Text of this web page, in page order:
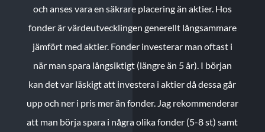
och anses vara en säkrare placering än aktier. Hos
fonder är värdeutvecklingen generellt långsammare
jämfört med aktier. Fonder investerar man oftast i
när man spara långsiktigt (längre än 5 år). I början
kan det var läskigt att investera i aktier då dessa går
upp och ner i pris mer än fonder. Jag rekommenderar
att man börja spara i några olika fonder (5-8 st) samt